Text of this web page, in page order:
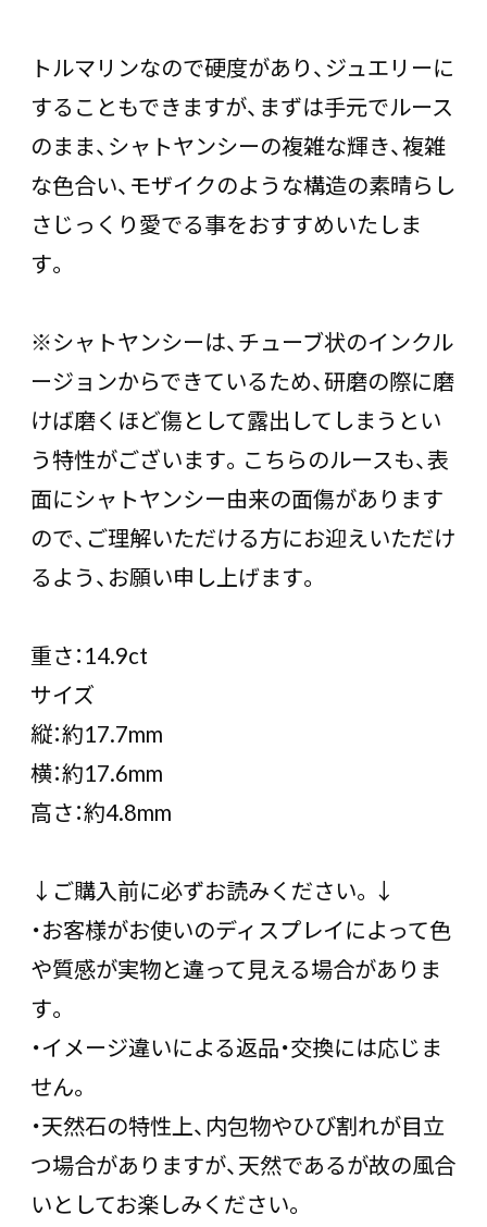
トルマリンなので硬度があり、ジュエリーに
することもできますが、まずは手元でルース
のまま、シャトヤンシーの複雑な輝き、複雑
な色合い、モザイクのような構造の素晴らし
さじっくり愛でる事をおすすめいたしま
す。
※シャトヤンシーは、チューブ状のインクル
ージョンからできているため、研磨の際に磨
けば磨くほど傷として露出してしまうとい
う特性がございます。こちらのルースも、表
面にシャトヤンシー由来の面傷があります
ので、ご理解いただける方にお迎えいただけ
るよう、お願い申し上げます。
重さ：14.9ct
サイズ
縦：約17.7mm
横：約17.6mm
高さ：約4.8mm
↓ご購入前に必ずお読みください。↓
・お客様がお使いのディスプレイによって色
や質感が実物と違って見える場合がありま
す。
・イメージ違いによる返品・交換には応じま
せん。
・天然石の特性上、内包物やひび割れが目立
つ場合がありますが、天然であるが故の風合
いとしてお楽しみください。